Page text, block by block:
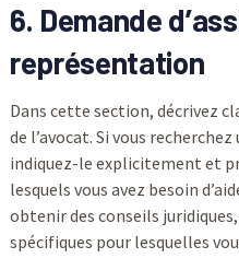
6. Demande
représentation
Dans cette section, décrivez
de l’avocat. Si vous
indiquez-le explicitement et
lesquels vous avez besoin
obtenir des conseils
spécifiques pour lesquelles